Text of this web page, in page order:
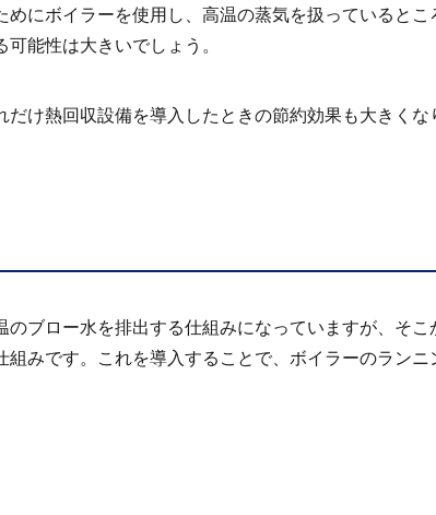
にボイラーを使用し、高温の蒸気を扱っていると
能性は大きいでしょう。
け熱回収設備を導入したときの節約効果も大きくな
ブロー水を排出する仕組みになっていますが、そ
みです。これを導入することで、ボイラーのラン